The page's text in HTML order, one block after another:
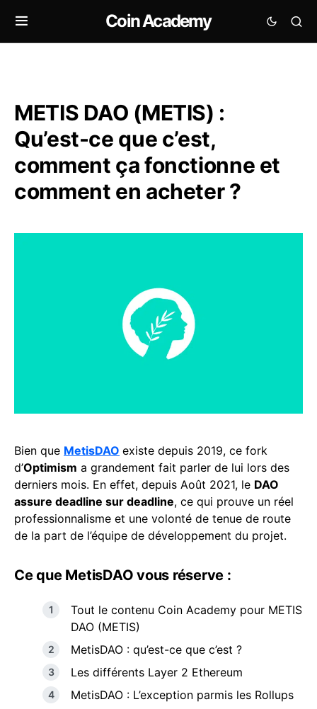
Coin Academy
METIS DAO (METIS) :
Qu’est-ce que c’est,
comment ça fonctionne et
comment en acheter ?
Bien que MetisDAO existe depuis 2019, ce fork
d’Optimism a grandement fait parler de lui lors des
derniers mois. En effet, depuis Août 2021, le DAO
assure deadline sur deadline, ce qui prouve un réel
professionnalisme et une volonté de tenue de route
de la part de l’équipe de développement du projet.
Ce que MetisDAO vous réserve :
Tout le contenu Coin Academy pour METIS
DAO (METIS)
MetisDAO : qu’est-ce que c’est ?
Les différents Layer 2 Ethereum
MetisDAO : L’exception parmis les Rollups